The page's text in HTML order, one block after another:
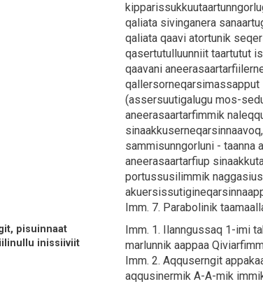
qaliata sivinganera
qaliata qaavi atortunik
qasertutulluunniit taartutut
qaavani
(assersuutigalugu mos-
aneerasaartarfimmik
sammisunngorluni - taanna
aneerasaartarfiup
portussusilimmik
Imm. 7. Parabolinik
pisuinnaat
inissiiviit
Imm. 1. Ilanngussaq 1-imi
marlunnik aappaa
Imm. 2. Aqquserngit
aqqusinermik A-A-mik